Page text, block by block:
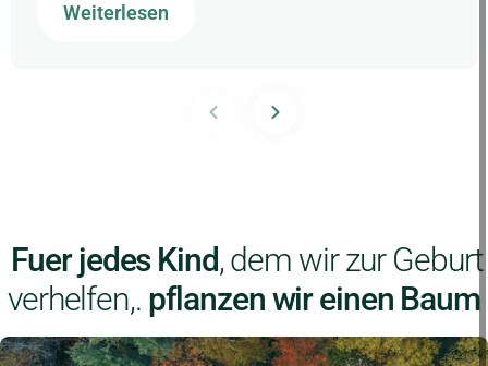
Weiterlesen
Fuer jedes Kind, dem wir zur Geburt
verhelfen,. pflanzen wir einen Baum